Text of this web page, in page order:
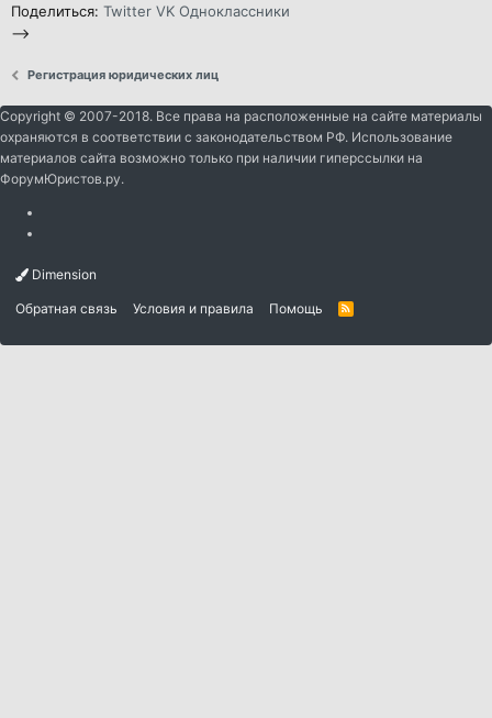
Поделиться: Twitter VK Одноклассники
-->
Регистрация юридических лиц
Copyright © 2007-2018. Все права на расположенные на сайте материалы
охраняются в соответствии с законодательством РФ. Использование
материалов сайта возможно только при наличии гиперссылки на
ФорумЮристов.ру.
Dimension
Обратная связь Условия и правила Помощь